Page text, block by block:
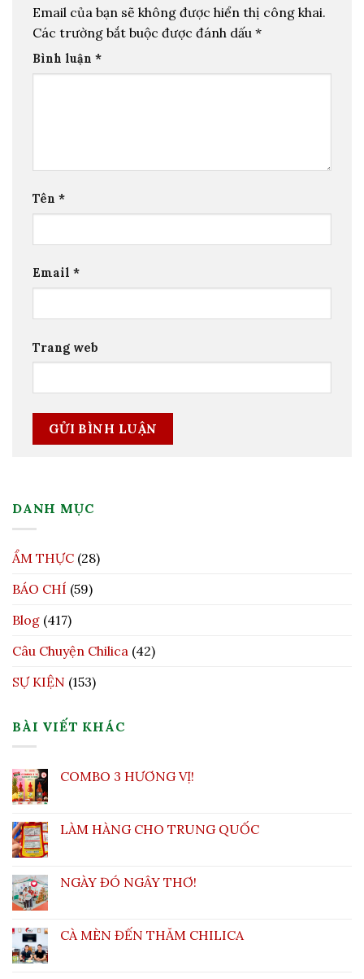
Email của bạn sẽ không được hiển thị công khai.
Các trường bắt buộc được đánh dấu *
Bình luận *
Tên *
Email *
Trang web
DANH MỤC
ẨM THỰC (28)
BÁO CHÍ (59)
Blog (417)
Câu Chuyện Chilica (42)
SỰ KIỆN (153)
BÀI VIẾT KHÁC
COMBO 3 HƯƠNG VỊ!
LÀM HÀNG CHO TRUNG QUỐC
NGÀY ĐÓ NGÂY THƠ!
CÀ MÈN ĐẾN THĂM CHILICA